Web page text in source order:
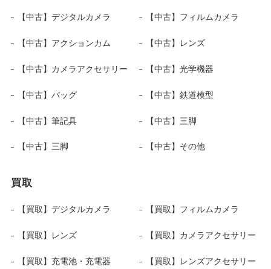
【中古】デジタルカメラ 【中古】フィルムカメラ
【中古】アクションカム 【中古】レンズ
【中古】カメラアクセサリー 【中古】光学機器
【中古】バッグ 【中古】鉄道模型
【中古】筆記具 【中古】三脚
【中古】三脚 【中古】その他
買取
【買取】デジタルカメラ 【買取】フィルムカメラ
【買取】レンズ 【買取】カメラアクセサリー
【買取】充電池・充電器 【買取】レンズアクセサリー